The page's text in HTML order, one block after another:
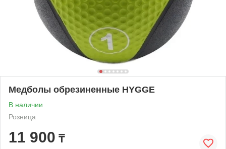
Медболы обрезиненные HYGGE
В наличии
Розница
11 900 ₸